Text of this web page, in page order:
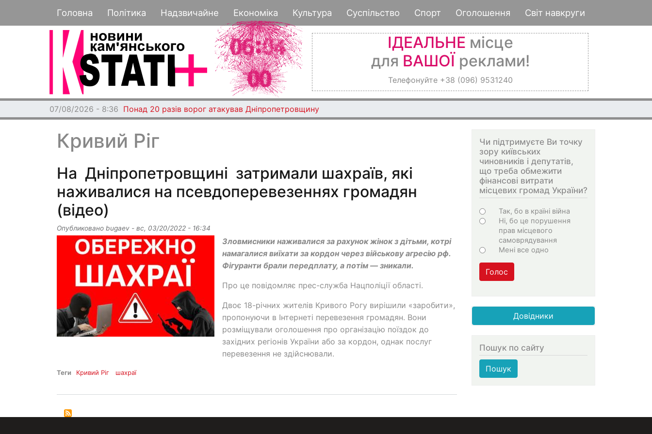
к
основному
Основная навигация
Головна Політика Надзвичайне Економіка Культура Суспільство Спорт Оголошення Світ навкруги
ІДЕАЛЬНЕ місце
для ВАШОЇ реклами!
Телефонуйте +38 (096) 9531240
07/08/2026 - 8:36 Понад 20 разів ворог атакував Дніпропетровщину
Кривий Ріг
На Дніпропетровщині затримали шахраїв, які
наживалися на псевдоперевезеннях громадян
(відео)
Опубликовано bugaev - вс, 03/20/2022 - 16:34
Зловмисники наживалися за рахунок жінок з дітьми, котрі
намагалися виїхати за кордон через військову агресію рф.
Фігуранти брали передплату, а потім — зникали.
Про це повідомляє прес-служба Нацполіції області.
Двоє 18-річних жителів Кривого Рогу вирішили «заробити»,
пропонуючи в Інтернеті перевезення громадян. Вони
розміщували оголошення про організацію поїздок до
західних регіонів України або за кордон, однак послуг
перевезення не здійснювали.
Теги Кривий Ріг шахраї
Чи підтримуєте Ви точку
зору київських
чиновників і депутатів,
що треба обмежити
фінансові витрати
місцевих громад України?
Choices
Так, бо в країні війна
Ні, бо це порушення
прав місцевого
самоврядування
Мені все одно
Голос
Довідники
Пошук по сайту
Пошук